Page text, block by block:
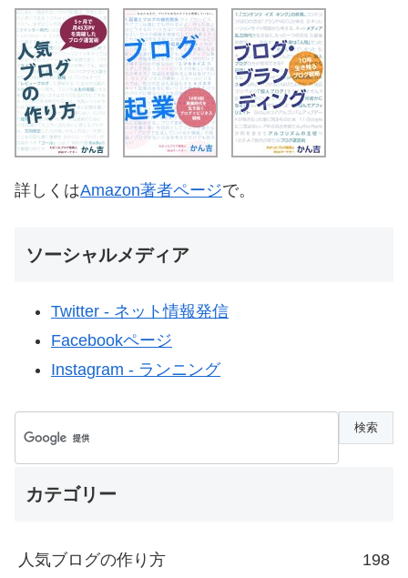
詳しくはAmazon著者ページで。
ソーシャルメディア
Twitter - ネット情報発信
Facebookページ
Instagram - ランニング
カテゴリー
人気ブログの作り方 198